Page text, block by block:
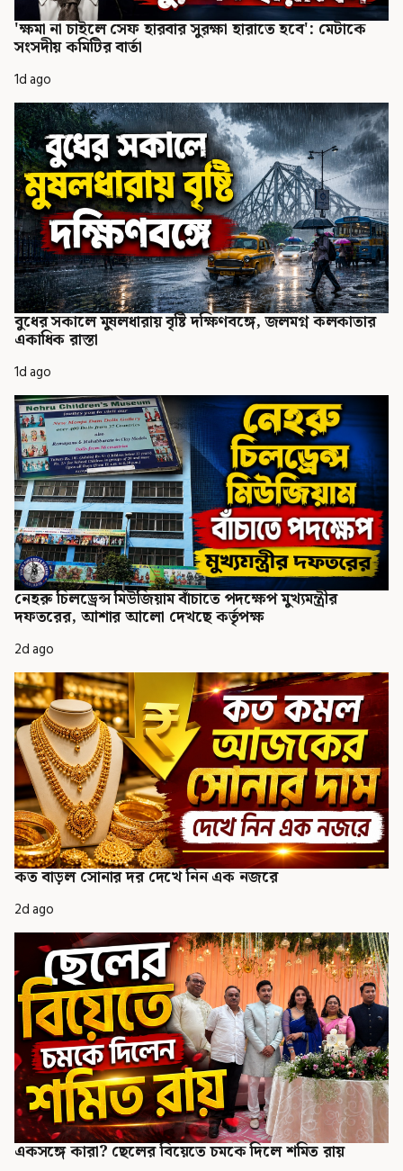
'ক্ষমা না চাইলে সেফ হারবার সুরক্ষা হারাতে হবে': মেটাকে
সংসদীয় কমিটির বার্তা
1d ago
বুধের সকালে মুষলধারায় বৃষ্টি দক্ষিণবঙ্গে, জলমগ্ন কলকাতার
একাধিক রাস্তা
1d ago
নেহরু চিলড্রেন্স মিউজিয়াম বাঁচাতে পদক্ষেপ মুখ্যমন্ত্রীর
দফতরের, আশার আলো দেখছে কর্তৃপক্ষ
2d ago
কত বাড়ল সোনার দর দেখে নিন এক নজরে
2d ago
একসঙ্গে কারা? ছেলের বিয়েতে চমকে দিলে শমিত রায়